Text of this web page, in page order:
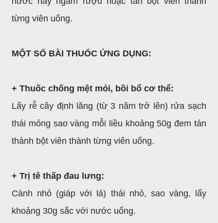
từng viên uống.
MỘT SỐ BÀI THUỐC ỨNG DỤNG:
+ Thuốc chống mệt mỏi, bồi bổ cơ thể:
Lấy rễ cây định lăng (từ 3 năm trở lên) rửa sạch
thái mỏng sao vàng mỗi liều khoảng 50g đem tán
thành bột viên thành từng viên uống.
+ Trị tê thấp đau lưng:
Cành nhỏ (giáp với lá) thái nhỏ, sao vàng, lấy
khoảng 30g sắc với nước uống.